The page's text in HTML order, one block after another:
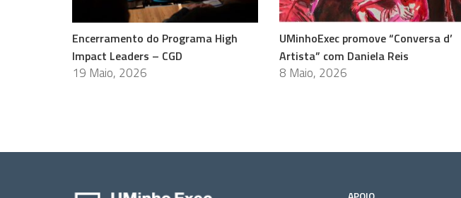
Encerramento do Programa High
Impact Leaders – CGD
19 Maio, 2026
UMinhoExec promove “Conversa d’
Artista” com Daniela Reis
8 Maio, 2026